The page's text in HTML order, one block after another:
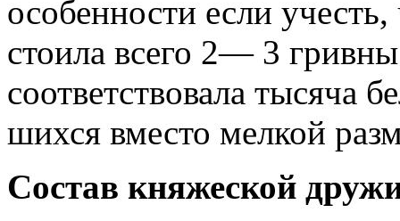
особенности если
стоила всего 2— 3
соответствова­ла тысяча
шихся вместо мелкой
Состав княжеской